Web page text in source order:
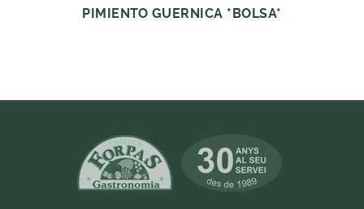
PIMIENTO GUERNICA *BOLSA*